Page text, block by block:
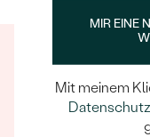
MIR EINE
Mit meinem